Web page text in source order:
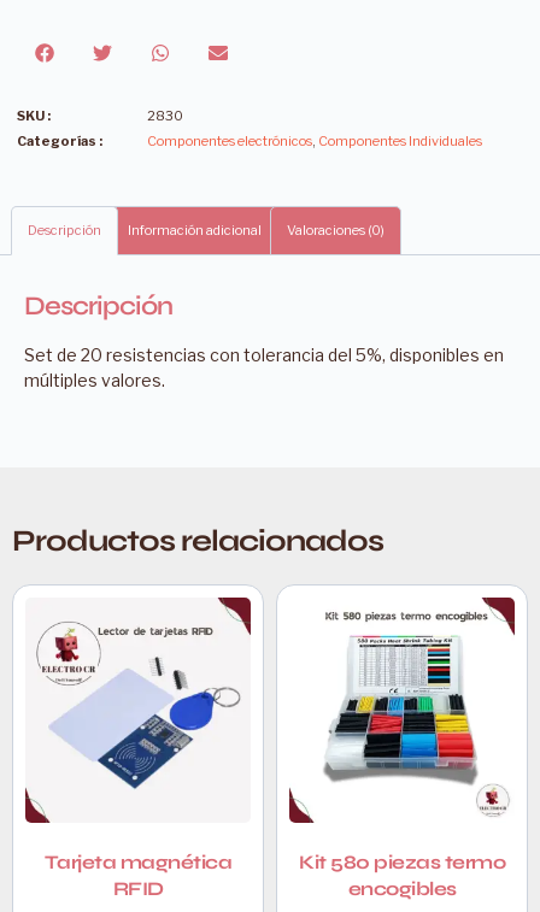
SKU :
2830
Categorías :
Componentes electrónicos, Componentes Individuales
Descripción Información adicional Valoraciones (0)
Descripción
Set de 20 resistencias con tolerancia del 5%, disponibles en
múltiples valores.
Productos relacionados
Tarjeta magnética
RFID
Kit 580 piezas termo
encogibles